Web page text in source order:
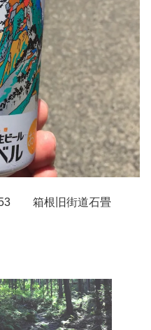
箱根旧街道石畳